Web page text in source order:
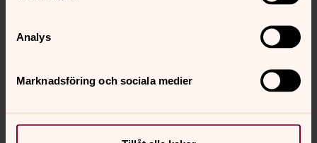
Analys
Marknadsföring och sociala medier